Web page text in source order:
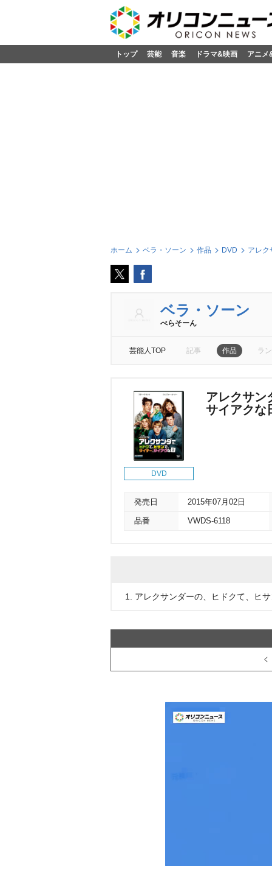
トップ 芸能 音楽 ドラマ&映画 アニメ
ホーム ベラ・ソーン 作品 DVD アレク
ベラ・ソーン
べらそーん
芸能人TOP 記事 作品 ラ
DVD
アレクサン
サイアクな
発売日 2015年07月02日
品番 VWDS-6118
1. アレクサンダーの、ヒドクて、ヒ